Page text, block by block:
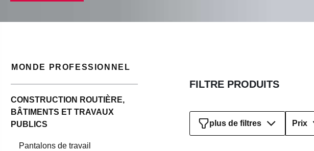
MONDE PROFESSIONNEL
CONSTRUCTION ROUTIÈRE,
BÂTIMENTS ET TRAVAUX
PUBLICS
Pantalons de travail
FILTRE PRODUITS
Prix
plus de filtres